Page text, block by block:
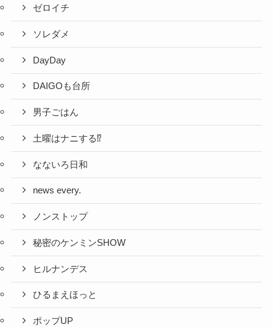
ゼロイチ
ソレダメ
DayDay
DAIGOも台所
男子ごはん
土曜はナニする⁉
なないろ日和
news every.
ノンストップ
秘密のケンミンSHOW
ヒルナンデス
ひるまえほっと
ポップUP